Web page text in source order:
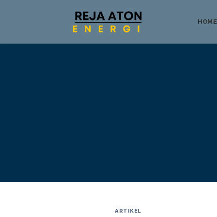
HOME
ARTIKEL